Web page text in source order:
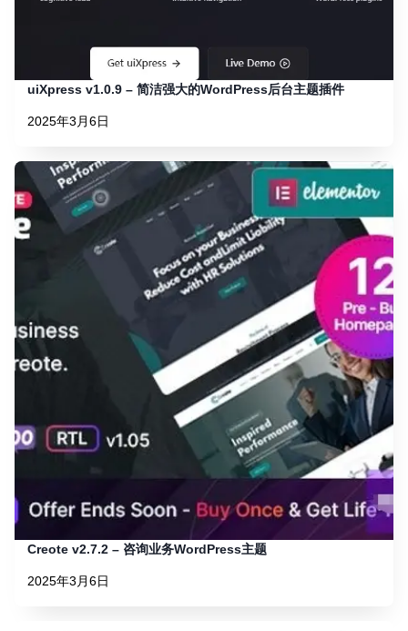
uiXpress v1.0.9 – 简洁强大的WordPress后台主题插件
2025年3月6日
Creote v2.7.2 – 咨询业务WordPress主题
2025年3月6日